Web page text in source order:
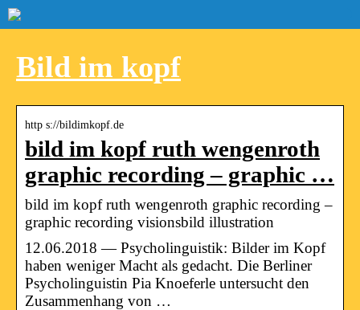
Bild im kopf
http s://bildimkopf.de
bild im kopf ruth wengenroth
graphic recording – graphic …
bild im kopf ruth wengenroth graphic recording –
graphic recording visionsbild illustration
12.06.2018 — Psycholinguistik: Bilder im Kopf
haben weniger Macht als gedacht. Die Berliner
Psycholinguistin Pia Knoeferle untersucht den
Zusammenhang von …